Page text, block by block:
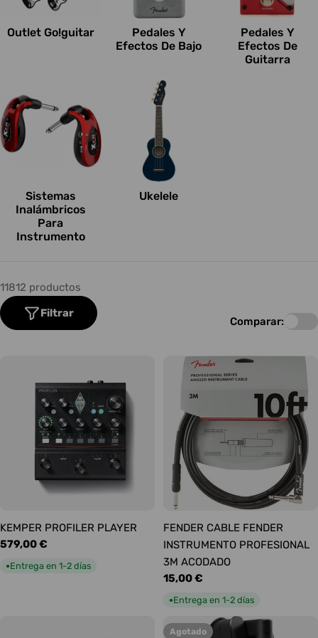
Outlet Go!guitar
Pedales Y
Efectos De Bajo
Pedales Y
Efectos De
Guitarra
Sistemas
Inalámbricos
Para
Instrumento
Ukelele
11812 productos
Filtrar
Comparar:
KEMPER PROFILER PLAYER
Precio
habitual
579,00 €
●Entrega en 1-2 días
FENDER CABLE FENDER
INSTRUMENTO PROFESIONAL
3M ACODADO
Precio
habitual
15,00 €
●Entrega en 1-2 días
Agotado